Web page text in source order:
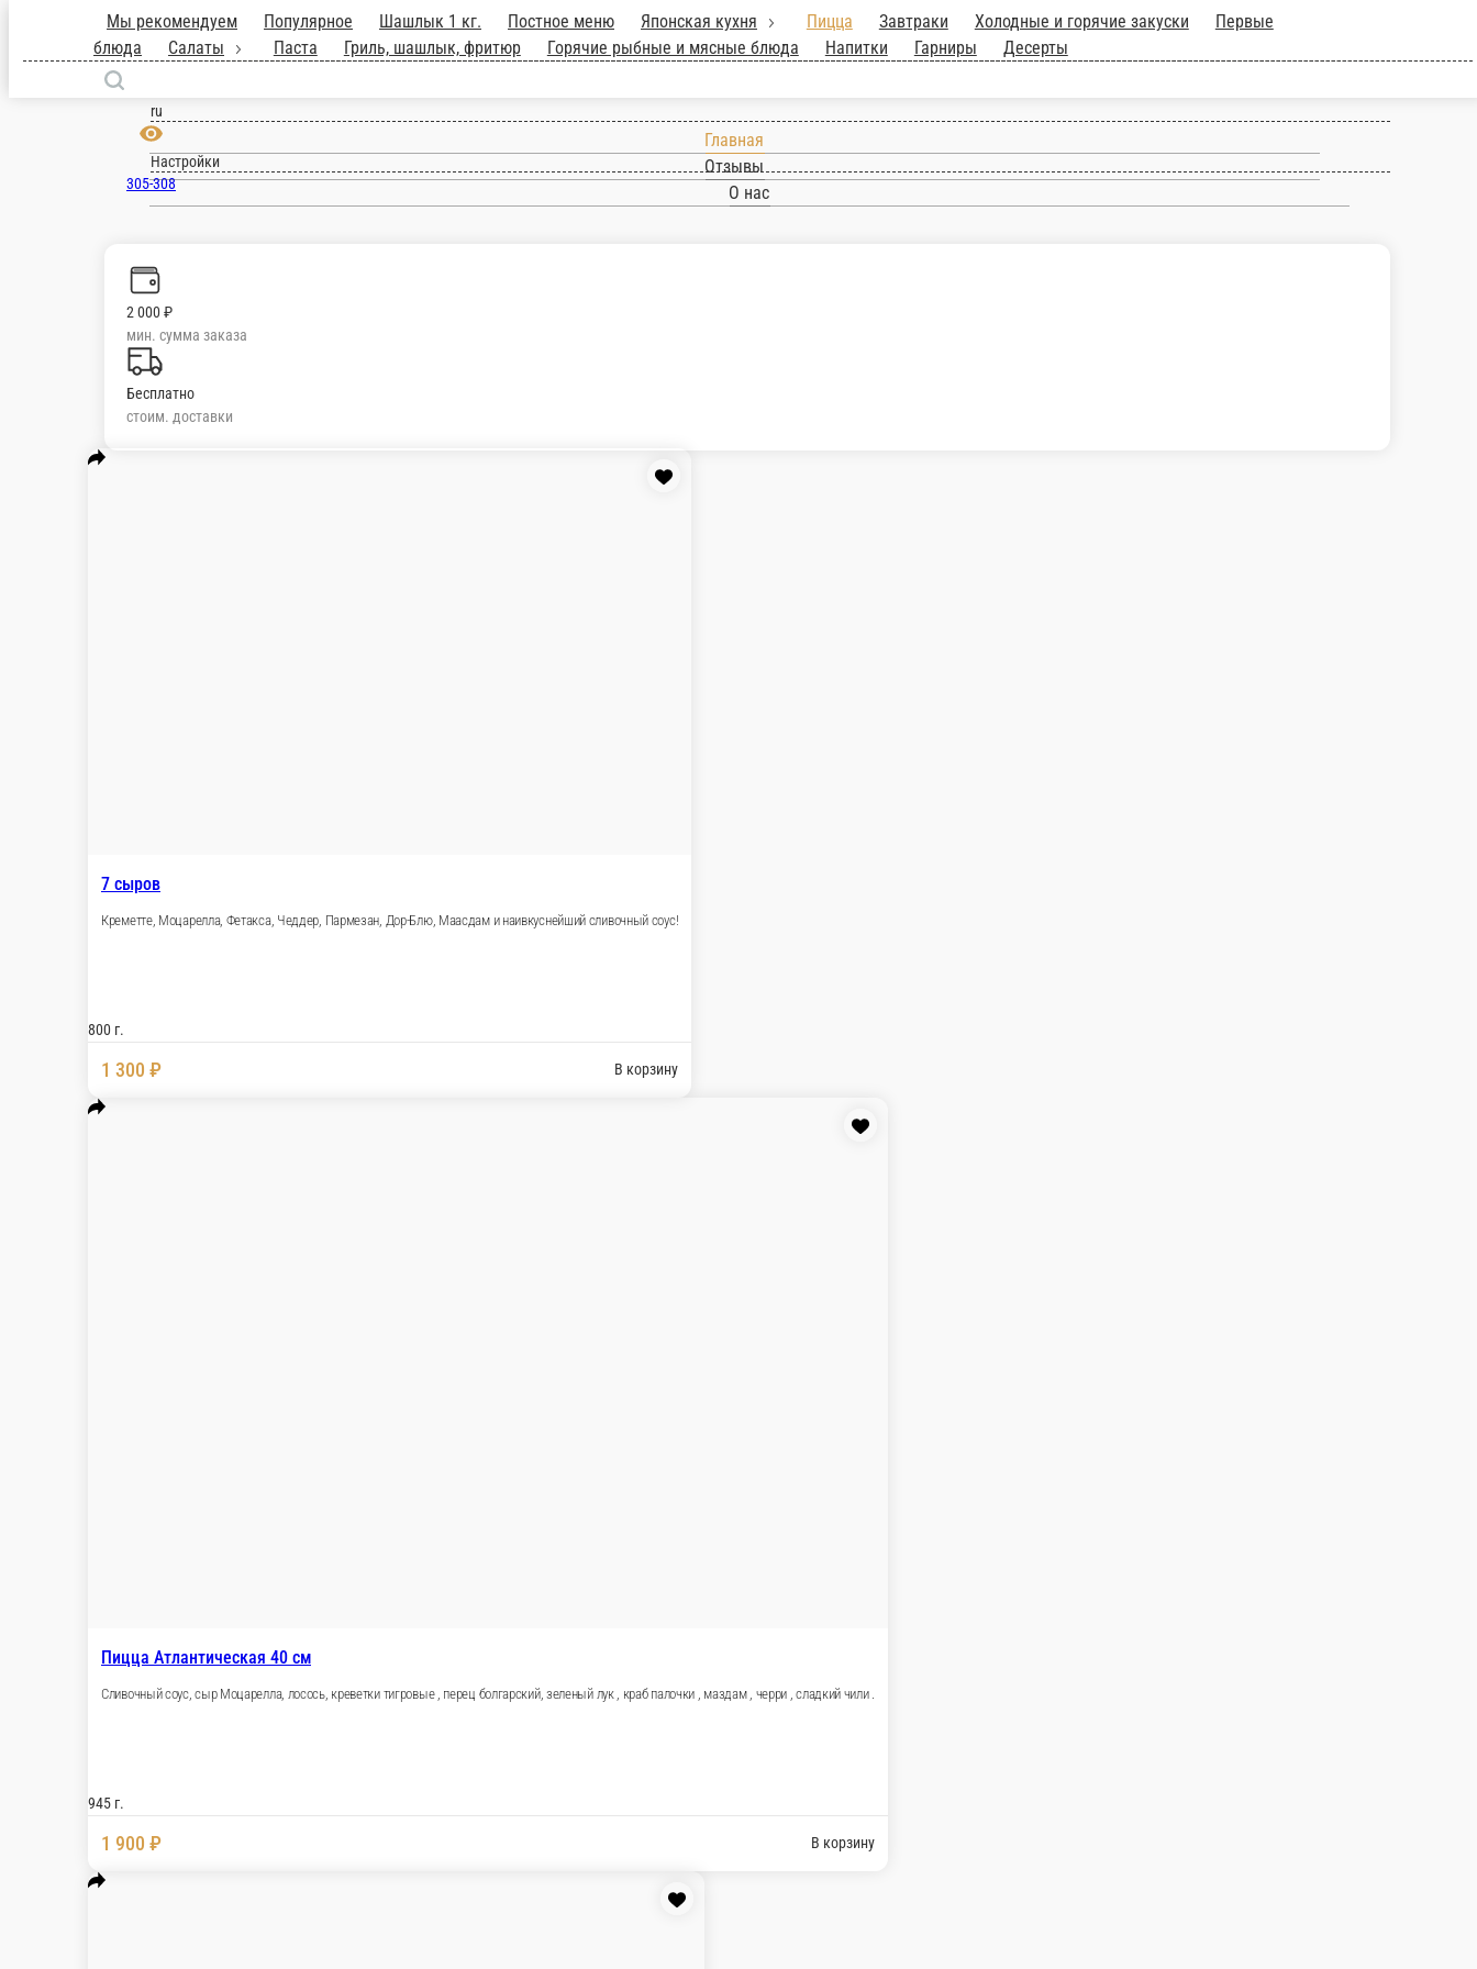
Курск
ru
Настройки
305-308
Главная
Отзывы
О нас
2 000 ₽
мин. сумма заказа
Бесплатно
стоим. доставки
Мы рекомендуем Популярное Шашлык 1 кг. Постное меню Японская кухня Пицца Завтраки
Холодные и горячие
закуски
Первые блюда Салаты Паста Гриль, шашлык, фритюр
Горячие рыбные и мясные
блюда
7 сыров
Креметте, Моцарелла, Фетакса, Чеддер, Пармезан, Дор-Блю, Маасдам и наивкуснейший сливочный соус!